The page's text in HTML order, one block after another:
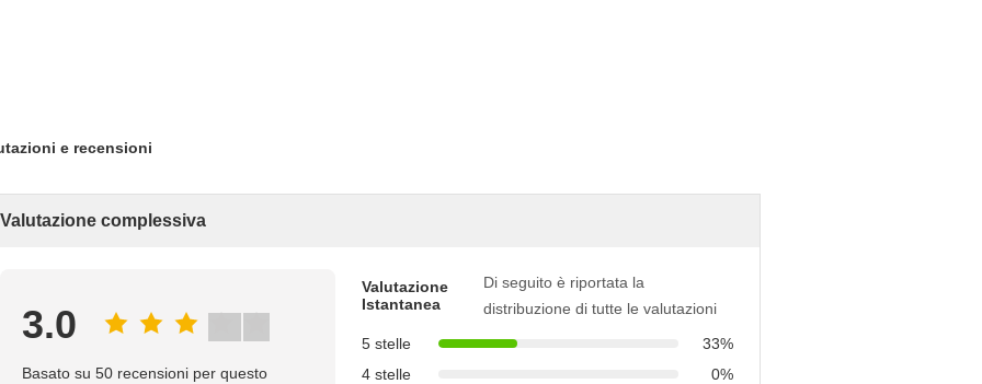
e recensioni
Valutazione complessiva
3.0
Basato su 50 recensioni per questo
Valutazione
Istantanea
Di seguito è riportata la
distribuzione di tutte le valutazioni
5 stelle
33%
4 stelle
0%